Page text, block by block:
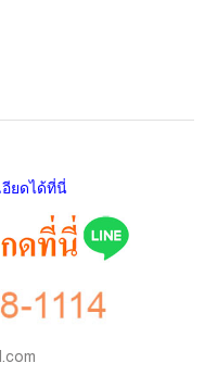
ยดได้ที่นี่